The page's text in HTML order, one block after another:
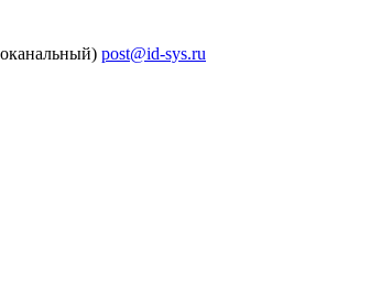
post@id-sys.ru